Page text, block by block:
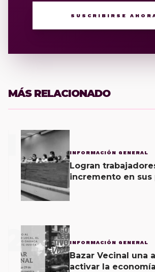
SUSCRIBIRSE
MÁS RELACIONADO
INFORMACIÓN GENERAL
Logran
incremento en sus
2 INFORMACIÓN GENERAL
Bazar Vecinal una
activar la